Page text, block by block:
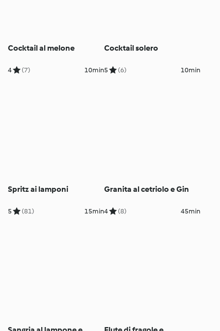
Cocktail al melone
4 (7) 10min
Cocktail solero
5 (6) 10min
Spritz ai lamponi
5 (81) 15min
Granita al cetriolo e Gin
4 (8) 45min